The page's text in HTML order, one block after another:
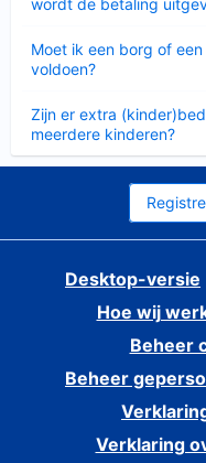
wordt de betaling
Moet ik een borg of
voldoen?
Zijn er extra
meerdere kinderen?
Desktop-versie
Hoe wij
Beheer
Beheer
Verklaring